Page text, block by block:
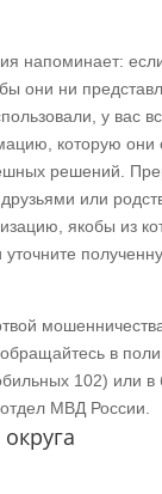
напоминает:
они ни
у вас
которую
решений.
или
якобы из
уточните
в
102) или в
МВД России.